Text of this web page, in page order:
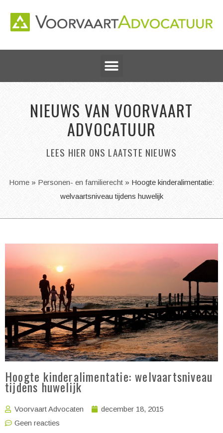
NIEUWS VAN VOORVAART
ADVOCATUUR
LEES HIER ONS LAATSTE NIEUWS
Home » Personen- en familierecht » Hoogte kinderalimentatie:
welvaartsniveau tijdens huwelijk
Hoogte kinderalimentatie: welvaartsniveau
tijdens huwelijk
Voorvaart Advocaten
december 18, 2015
Geen reacties